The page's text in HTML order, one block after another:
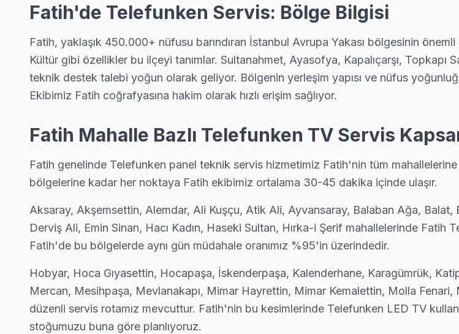
Cerrahpaşa Telefunken Anakart Tamiri →
Cibali mahallesi Telefunken TV servisi için ön değerlendirme telefonla ücretsiz. Randevu aldıktan sonra
Fatih Telefunken Servis →
Demirtaş Telefunken Servis
Telefunken Servis Merkezi →
Derviş Ali Telefunken Servis
Derviş Ali sakinleri Telefunken TV arızaları için sık bizi tercih ediyor: şeffaf fiyat, yazılı garanti, aynı gün
Emin Sinan Telefunken Servis
Fatih'nın Emin Sinan bölgesindeki Telefunken müşterilerimiz tamir tamamlandıktan sonra dijital garanti
Hacı Kadın Telefunken Servis
Hacı Kadın sakinlerine özel: Telefunken TV tamirinde parça değişimi yapılmadan önce maliyet onayınız
Fatih TV Servis Merkezi →
Fatih'de Telefunken Servis: Bölge Bilgisi
Fatih, yaklaşık 450.000+ nüfusu barındıran İstanbul Avrupa Yakası bölgesinin
Kültür gibi özellikler bu ilçeyi tanımlar. Sultanahmet, Ayasofya, Kapalıçarşı,
teknik destek talebi yoğun olarak geliyor. Bölgenin yerleşim yapısı ve nüfus
Ekibimiz Fatih coğrafyasına hakim olarak hızlı erişim sağlıyor.
Fatih Mahalle Bazlı Telefunken TV Servis
Fatih genelinde Telefunken panel teknik servis hizmetimiz Fatih'nin tüm
bölgelerine kadar her noktaya Fatih ekibimiz ortalama 30-45 dakika içinde ulaşır.
Aksaray, Akşemsettin, Alemdar, Ali Kuşçu, Atik Ali, Ayvansaray, Balaban Ağa,
Derviş Ali, Emin Sinan, Hacı Kadın, Haseki Sultan, Hırka-i Şerif mahallelerinde Fatih
Fatih'de bu bölgelerde aynı gün müdahale oranımız %95'in üzerindedir.
Hobyar, Hoca Gıyasettin, Hocapaşa, İskenderpaşa, Kalenderhane, Karagümrük,
Mercan, Mesihpaşa, Mevlanakapı, Mimar Hayrettin, Mimar Kemalettin, Molla
düzenli servis rotamız mevcuttur. Fatih'nin bu kesimlerinde Telefunken LED TV
stoğumuzu buna göre planlıyoruz.